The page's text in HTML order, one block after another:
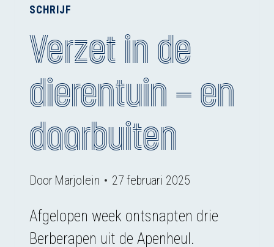
SCHRIJF
Verzet in de
dierentuin – en
daarbuiten
Door Marjolein 27 februari 2025
Afgelopen week ontsnapten drie
Berberapen uit de Apenheul.